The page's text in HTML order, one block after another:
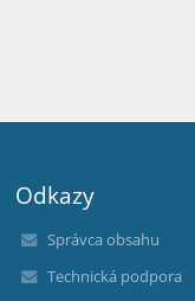
Odkazy
Správca obsahu
Technická podpora